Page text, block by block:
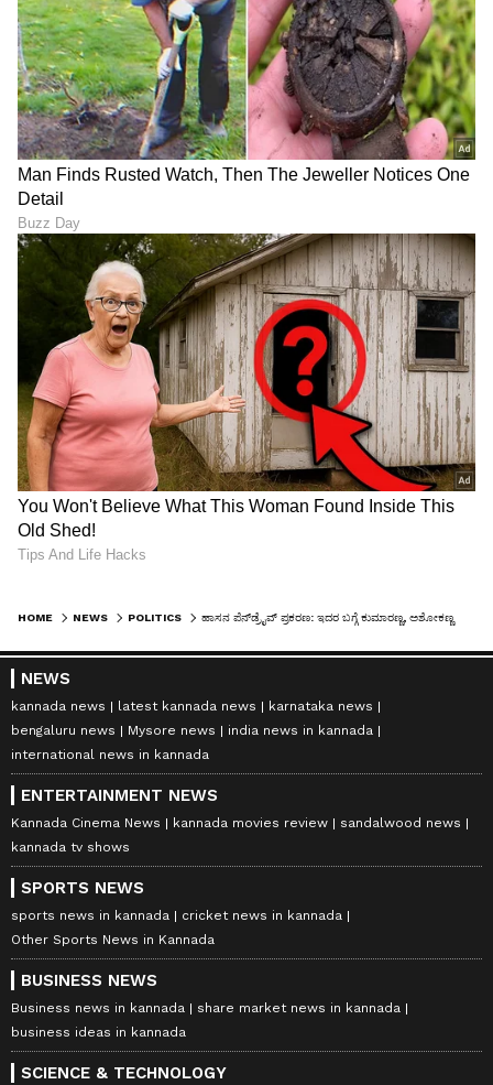
HOME NEWS POLITICS
NEWS
kannada news latest kannada news
karnataka news
bengaluru news
Mysore news
india news in kannada
international news in kannada
ENTERTAINMENT NEWS
Kannada Cinema News kannada movies review
sandalwood news
kannada tv shows
SPORTS NEWS
sports news in kannada
cricket news in kannada
Other Sports News in Kannada
BUSINESS NEWS
Business news in kannada
share market news in kannada
business ideas in kannada
SCIENCE & TECHNOLOGY